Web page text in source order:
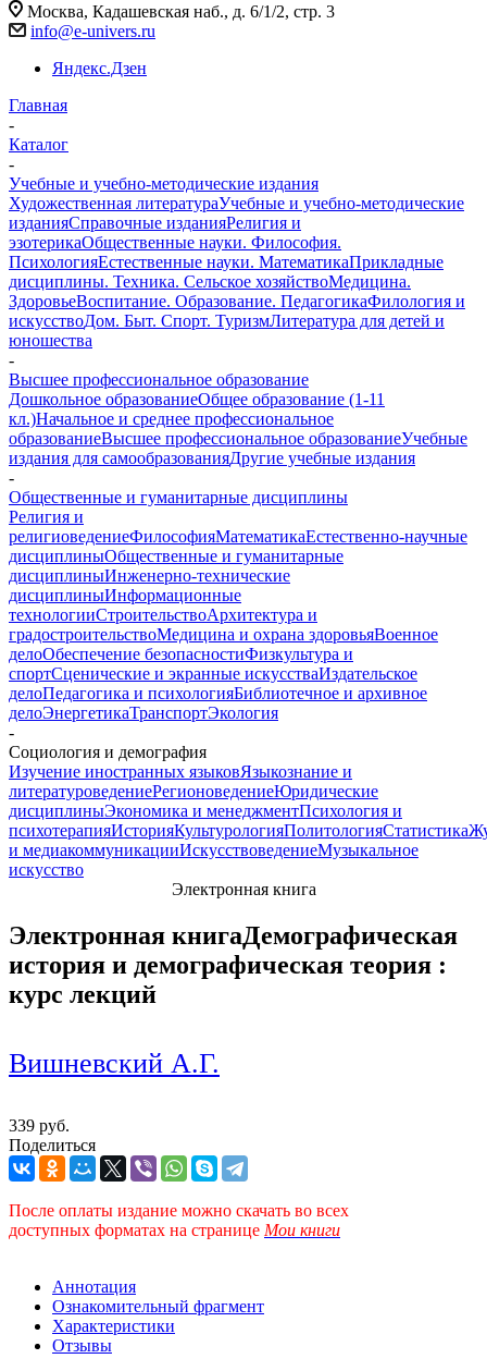
Москва, Кадашевская наб., д. 6/1/2, стр. 3
info@e-univers.ru
Яндекс.Дзен
Главная
-
Каталог
-
Учебные и учебно-методические издания
Художественная литератураУчебные и учебно-методические
изданияСправочные изданияРелигия и
эзотерикаОбщественные науки. Философия.
ПсихологияЕстественные науки. МатематикаПрикладные
дисциплины. Техника. Сельское хозяйствоМедицина.
ЗдоровьеВоспитание. Образование. ПедагогикаФилология и
искусствоДом. Быт. Спорт. ТуризмЛитература для детей и
юношества
-
Высшее профессиональное образование
Дошкольное образованиеОбщее образование (1-11
кл.)Начальное и среднее профессиональное
образованиеВысшее профессиональное образованиеУчебные
издания для самообразованияДругие учебные издания
-
Общественные и гуманитарные дисциплины
Религия и
религиоведениеФилософияМатематикаЕстественно-научные
дисциплиныОбщественные и гуманитарные
дисциплиныИнженерно-технические
дисциплиныИнформационные
технологииСтроительствоАрхитектура и
градостроительствоМедицина и охрана здоровьяВоенное
делоОбеспечение безопасностиФизкультура и
спортСценические и экранные искусстваИздательское
делоПедагогика и психологияБиблиотечное и архивное
делоЭнергетикаТранспортЭкология
-
Социология и демография
Изучение иностранных языковЯзыкознание и
литературоведениеРегионоведениеЮридические
дисциплиныЭкономика и менеджментПсихология и
психотерапияИсторияКультурологияПолитологияСтатистика
и медиакоммуникацииИскусствоведениеМузыкальное
искусство
Электронная книга
Электронная книгаДемографическая
история и демографическая теория :
курс лекций
Вишневский А.Г.
339 руб.
Поделиться
После оплаты издание можно скачать во всех
доступных форматах на странице Мои книги
Аннотация
Ознакомительный фрагмент
Характеристики
Отзывы